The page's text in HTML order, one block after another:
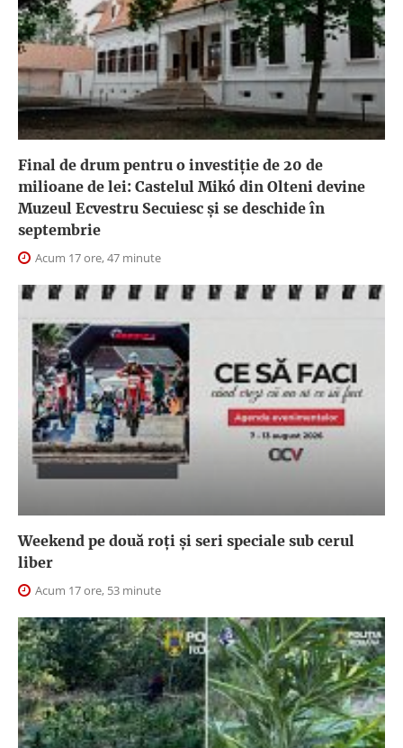
Final de drum pentru o investiție de 20 de
milioane de lei: Castelul Mikó din Olteni devine
Muzeul Ecvestru Secuiesc și se deschide în
septembrie
Acum 17 ore, 47 minute
Weekend pe două roți și seri speciale sub cerul
liber
Acum 17 ore, 53 minute